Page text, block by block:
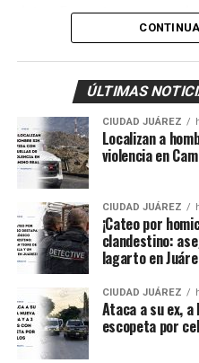
datos. Fue entonces
Axel Jovany Escobar,
5 de septiembre de 2024.
Los policías activaron de
protección para menores y
Centro de Detención Zona
un médico que confirmó
condiciones de salud.
Posteriormente fue puesto
Niñas, Niños y
Agencia Estatal de
su reunificación con la
investigaciones para
tiempo que permaneció
ÚLTIMAS
CIUDAD JUÁREZ
Localizan a
violencia en
CIUDAD JUÁREZ
¡Cateo por
clandestino:
lagarto en
CIUDAD JUÁREZ
Ataca a su ex, a
escopeta por